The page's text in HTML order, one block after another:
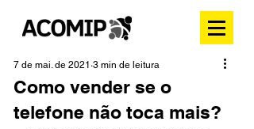
Como vender se o
telefone não toca mais?
7 de mai. de 2021 3 min de leitura